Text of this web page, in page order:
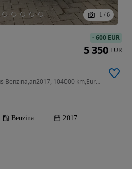
1 / 6
999 cm3 • 100 CP • Ford Focus Benzina,an2017, 104000 km,Euro6
Benzina 2017
-600 EUR
5 350 EUR